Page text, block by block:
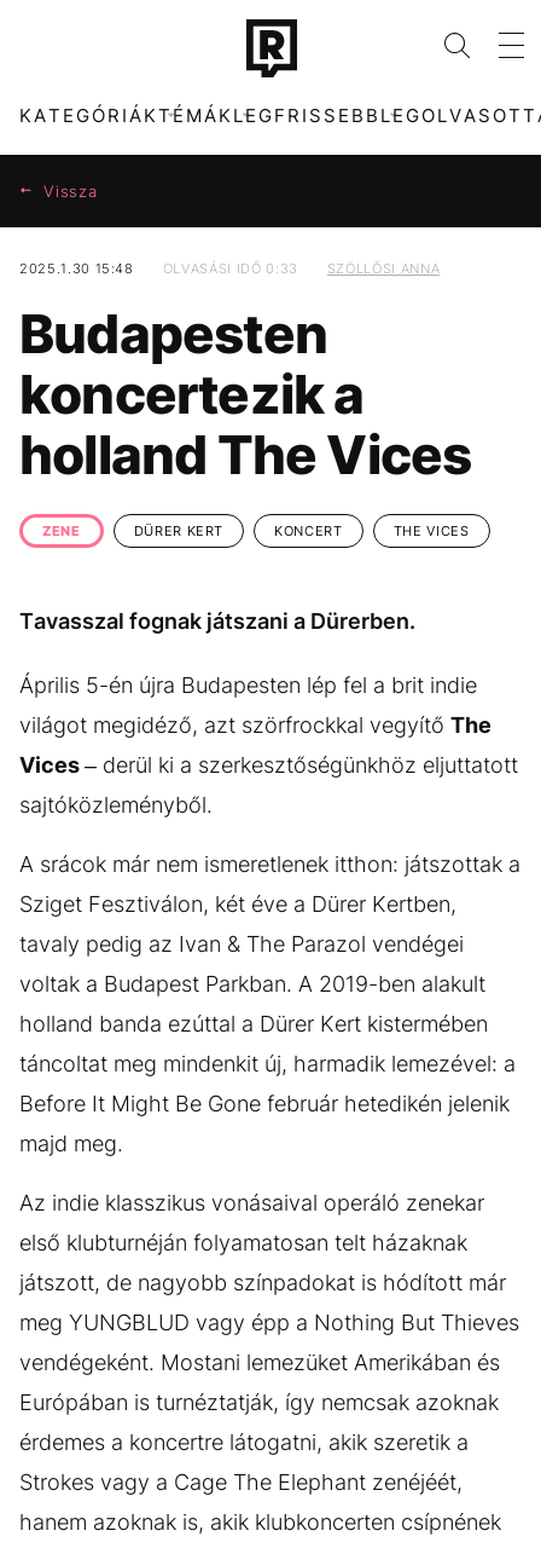
KATEGÓRIÁKTÉMÁKLEGFRISSEBB
ZENE DIVAT
KULTÚRA ENTR
FILM + SOROZAT TECH-TUDOMÁNY
KÖZÉLET UTAZÁS
VIDEÓ TÖRTÉNETEK
DUNA KONCERT
CELEB MAJKA
MTVA ARIANA GRANDE
Vissza
2025.1.30 15:48 OLVASÁSI IDŐ 0:33 SZÖLLŐSI ANNA
Budapesten
koncertezik a
holland The Vices
ZENE DÜRER KERT KONCERT THE VICES
Tavasszal fognak játszani a Dürerben.
Április 5-én újra Budapesten lép fel a brit indie
világot megidéző, azt szörfrockkal vegyítő The
Vices– derül ki a szerkesztőségünkhöz eljuttatott
sajtóközleményből.
A srácok már nem ismeretlenek itthon: játszottak a
Sziget Fesztiválon, két éve a Dürer Kertben,
tavaly pedig az Ivan & The Parazol vendégei
voltak a Budapest Parkban. A 2019-ben alakult
holland banda ezúttal a Dürer Kert kistermében
táncoltat meg mindenkit új, harmadik lemezével: a
Before It Might Be Gone február hetedikén jelenik
majd meg.
Az indie klasszikus vonásaival operáló zenekar
első klubturnéján folyamatosan telt házaknak
játszott, de nagyobb színpadokat is hódított már
meg YUNGBLUD vagy épp a Nothing But Thieves
vendégeként. Mostani lemezüket Amerikában és
Európában is turnéztatják, így nemcsak azoknak
érdemes a koncertre látogatni, akik szeretik a
Strokes vagy a Cage The Elephant zenéjéét,
hanem azoknak is, akik klubkoncerten csípnének